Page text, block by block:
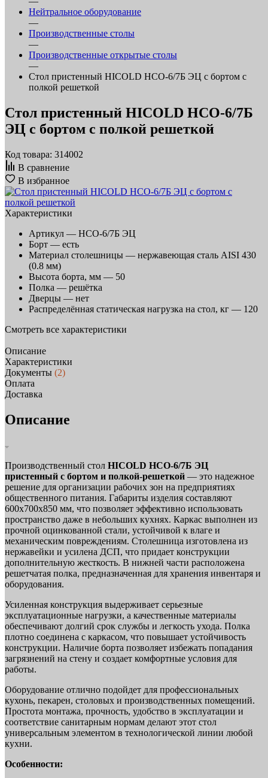
Нейтральное оборудование
—
Производственные столы
—
Производственные открытые столы
—
Стол пристенный HICOLD НСО-6/7Б ЭЦ с бортом с
полкой решеткой
Стол пристенный HICOLD НСО-6/7Б
ЭЦ с бортом с полкой решеткой
Код товара: 314002
В сравнение
В избранное
Характеристики
Артикул — НСО-6/7Б ЭЦ
Борт — есть
Материал столешницы — нержавеющая сталь AISI 430
(0.8 мм)
Высота борта, мм — 50
Полка — решётка
Дверцы — нет
Распределённая статическая нагрузка на стол, кг — 120
Смотреть все характеристики
Описание
Характеристики
Документы (2)
Оплата
Доставка
Описание
Производственный стол HICOLD НСО-6/7Б ЭЦ
пристенный с бортом и полкой-решеткой — это надежное
решение для организации рабочих зон на предприятиях
общественного питания. Габариты изделия составляют
600х700х850 мм, что позволяет эффективно использовать
пространство даже в небольших кухнях. Каркас выполнен из
прочной оцинкованной стали, устойчивой к влаге и
механическим повреждениям. Столешница изготовлена из
нержавейки и усилена ДСП, что придает конструкции
дополнительную жесткость. В нижней части расположена
решетчатая полка, предназначенная для хранения инвентаря и
оборудования.
Усиленная конструкция выдерживает серьезные
эксплуатационные нагрузки, а качественные материалы
обеспечивают долгий срок службы и легкость ухода. Полка
плотно соединена с каркасом, что повышает устойчивость
конструкции. Наличие борта позволяет избежать попадания
загрязнений на стену и создает комфортные условия для
работы.
Оборудование отлично подойдет для профессиональных
кухонь, пекарен, столовых и производственных помещений.
Простота монтажа, прочность, удобство в эксплуатации и
соответствие санитарным нормам делают этот стол
универсальным элементом в технологической линии любой
кухни.
Особенности: